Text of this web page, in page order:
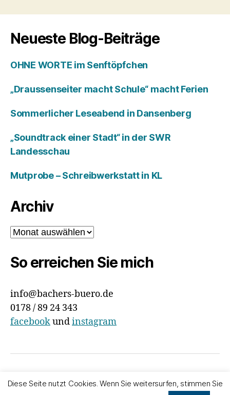
Neueste Blog-Beiträge
OHNE WORTE im Senftöpfchen
„Draussenseiter macht Schule“ macht Ferien
Sommerlicher Leseabend in Dansenberg
„Soundtrack einer Stadt“ in der SWR
Landesschau
Mutprobe – Schreibwerkstatt in KL
Archiv
Archiv
So erreichen Sie mich
info@bachers-buero.de
0178 / 89 24 343
facebookundinstagram
Diese Seite nutzt Cookies. Wenn Sie weitersurfen, stimmen Sie